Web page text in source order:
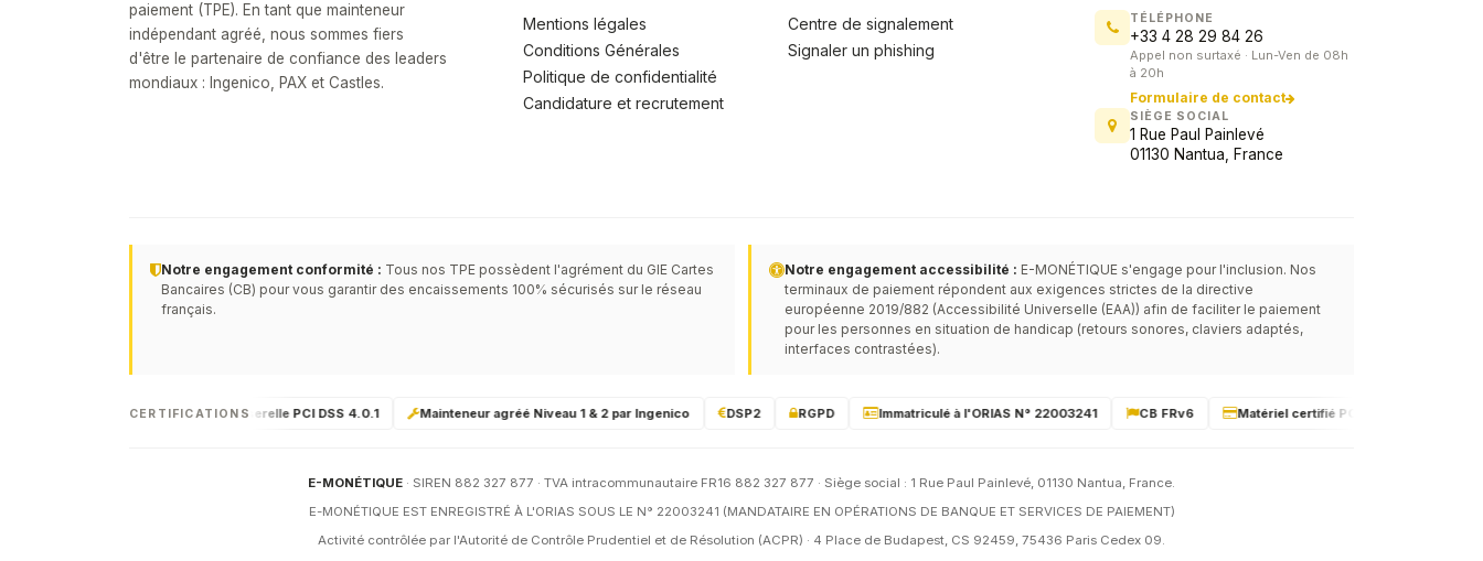
paiement (TPE). En tant que mainteneur
indépendant agréé, nous sommes fiers
d'être le partenaire de confiance des leaders
mondiaux : Ingenico, PAX et Castles.
Mentions légales
Conditions Générales
Politique de confidentialité
Candidature et recrutement
Centre de signalement
Signaler un phishing
TÉLÉPHONE
+33 4 28 29 84 26
Appel non surtaxé · Lun-Ven de 08h
à 20h
Formulaire de contact
SIÈGE SOCIAL
1 Rue Paul Painlevé
01130 Nantua, France
Notre engagement conformité : Tous nos TPE possèdent l'agrément du GIE Cartes
Bancaires (CB) pour vous garantir des encaissements 100% sécurisés sur le réseau
français.
Notre engagement accessibilité : E-MONÉTIQUE s'engage pour l'inclusion. Nos
terminaux de paiement répondent aux exigences strictes de la directive
européenne 2019/882 (Accessibilité Universelle (EAA)) afin de faciliter le paiement
pour les personnes en situation de handicap (retours sonores, claviers adaptés,
interfaces contrastées).
CERTIFICATIONS
certifié PCI-PTS 6 Passerelle PCI DSS 4.0.1 Mainteneur agréé Niveau 1 & 2 par Ingenico DSP2 RGPD Immatriculé à l'ORIAS N° 22003241 CB FRv6 Matériel certifié PCI-PTS 6
E-MONÉTIQUE · SIREN 882 327 877 · TVA intracommunautaire FR16 882 327 877 · Siège social : 1 Rue Paul Painlevé, 01130 Nantua, France.
E-MONÉTIQUE EST ENREGISTRÉ À L'ORIAS SOUS LE N° 22003241 (MANDATAIRE EN OPÉRATIONS DE BANQUE ET SERVICES DE PAIEMENT)
Activité contrôlée par l'Autorité de Contrôle Prudentiel et de Résolution (ACPR) · 4 Place de Budapest, CS 92459, 75436 Paris Cedex 09.